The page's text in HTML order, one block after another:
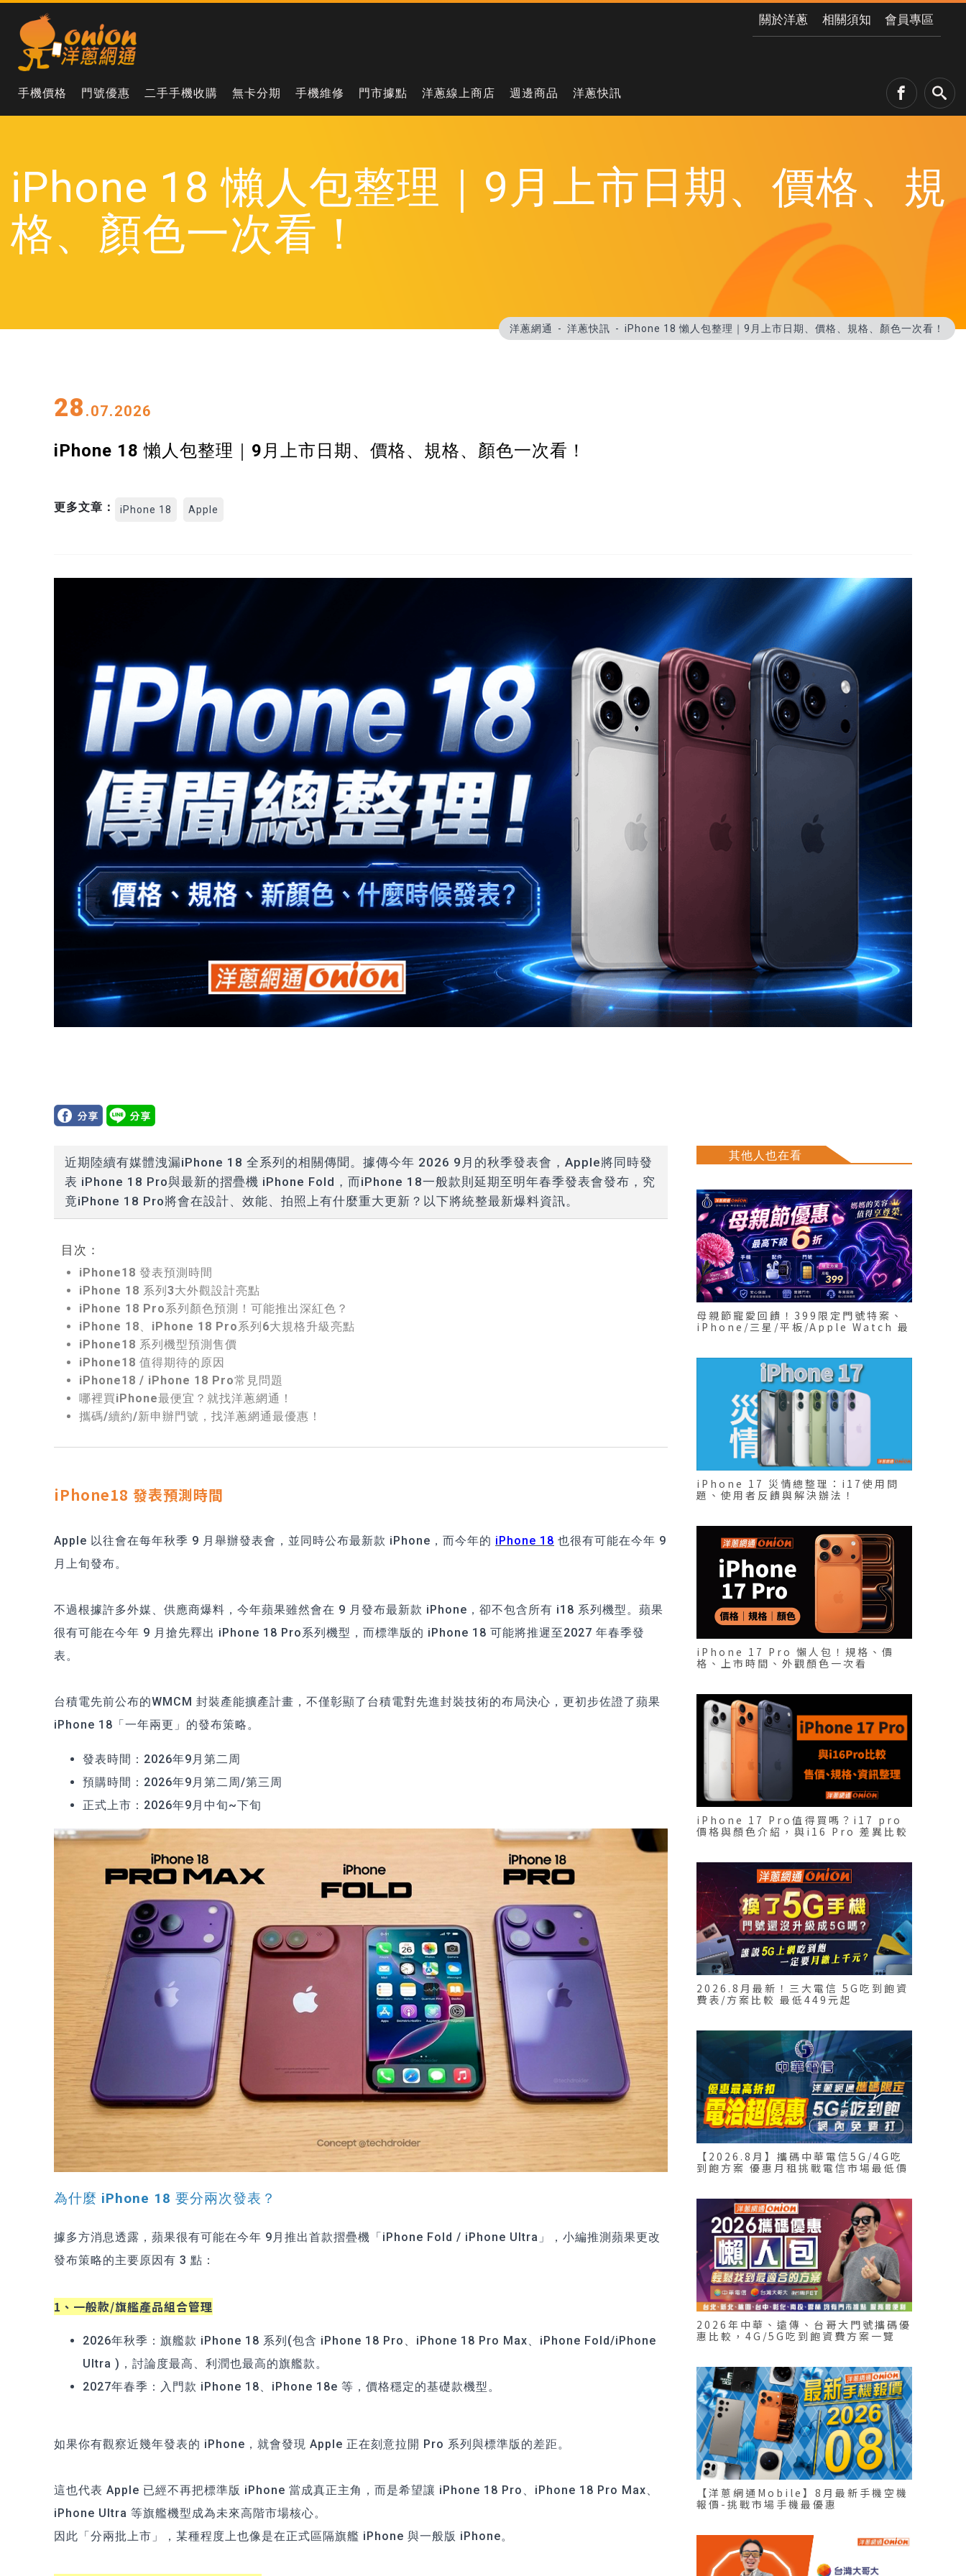
關於洋蔥 相關須知 會員專區
手機價格 門號優惠 二手手機收購 無卡分期 手機維修 門市據點 洋蔥線上商店 週邊商品 洋蔥快訊
iPhone 18 懶人包整理｜9月上市日期、價格、規
格、顏色一次看！
洋蔥網通 洋蔥快訊 iPhone 18 懶人包整理｜9月上市日期、價格、規格、顏色一次看！
28 .07.2026
iPhone 18 懶人包整理｜9月上市日期、價格、規格、顏色一次看！
更多文章： iPhone 18 Apple
近期陸續有媒體洩漏iPhone 18 全系列的相關傳聞。據傳今年 2026 9月的秋季發表會，Apple將同時發
表 iPhone 18 Pro與最新的摺疊機 iPhone Fold，而iPhone 18一般款則延期至明年春季發表會發布，究
竟iPhone 18 Pro將會在設計、效能、拍照上有什麼重大更新？以下將統整最新爆料資訊。
目次：
iPhone18 發表預測時間
iPhone 18 系列3大外觀設計亮點
iPhone 18 Pro系列顏色預測！可能推出深紅色？
iPhone 18、iPhone 18 Pro系列6大規格升級亮點
iPhone18 系列機型預測售價
iPhone18 值得期待的原因
iPhone18 / iPhone 18 Pro常見問題
哪裡買iPhone最便宜？就找洋蔥網通！
攜碼/續約/新申辦門號，找洋蔥網通最優惠！
iPhone18 發表預測時間
Apple 以往會在每年秋季 9 月舉辦發表會，並同時公布最新款 iPhone，而今年的 iPhone 18 也很有可能在今年 9
月上旬發布。
不過根據許多外媒、供應商爆料，今年蘋果雖然會在 9 月發布最新款 iPhone，卻不包含所有 i18 系列機型。蘋果
很有可能在今年 9 月搶先釋出 iPhone 18 Pro系列機型，而標準版的 iPhone 18 可能將推遲至2027 年春季發
表。
台積電先前公布的WMCM 封裝產能擴產計畫，不僅彰顯了台積電對先進封裝技術的布局決心，更初步佐證了蘋果
iPhone 18「一年兩更」的發布策略。
發表時間： 2026年9月第二周
預購時間： 2026年9月第二周/第三周
正式上市： 2026年9月中旬~下旬
為什麼 iPhone 18 要分兩次發表？
據多方消息透露，蘋果很有可能在今年 9月推出首款摺疊機「iPhone Fold / iPhone Ultra」，小編推測蘋果更改
發布策略的主要原因有 3 點：
1、一般款/旗艦產品組合管理
2026年秋季：旗艦款 iPhone 18 系列(包含 iPhone 18 Pro、iPhone 18 Pro Max、iPhone Fold/iPhone
Ultra )，討論度最高、利潤也最高的旗艦款。
2027年春季：入門款 iPhone 18、iPhone 18e 等，價格穩定的基礎款機型。
如果你有觀察近幾年發表的 iPhone，就會發現 Apple 正在刻意拉開 Pro 系列與標準版的差距。
這也代表 Apple 已經不再把標準版 iPhone 當成真正主角，而是希望讓 iPhone 18 Pro、iPhone 18 Pro Max、
iPhone Ultra 等旗艦機型成為未來高階市場核心。
因此「分兩批上市」，某種程度上也像是在正式區隔旗艦 iPhone 與一般版 iPhone。
其他人也在看
母親節寵愛回饋！399限定門號特案、
iPhone/三星/平板/Apple Watch 最
iPhone 17 災情總整理：i17使用問
題、使用者反饋與解決辦法！
iPhone 17 Pro 懶人包！規格、價
格、上市時間、外觀顏色一次看
iPhone 17 Pro值得買嗎？i17 pro
價格與顏色介紹，與i16 Pro 差異比較
2026.8月最新！三大電信 5G吃到飽資
費表/方案比較 最低449元起
【2026.8月】攜碼中華電信5G/4G吃
到飽方案 優惠月租挑戰電信市場最低價
2026年中華、遠傳、台哥大門號攜碼優
惠比較，4G/5G吃到飽資費方案一覽
【洋蔥網通Mobile】8月最新手機空機
報價-挑戰市場手機最優惠